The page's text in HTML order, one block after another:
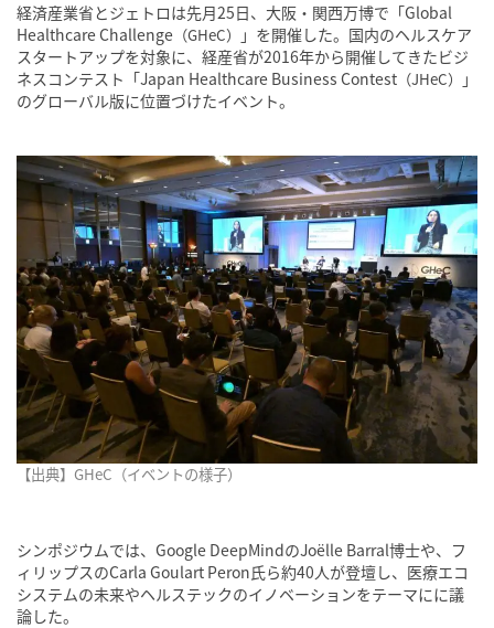
経済産業省とジェトロは先月25日、大阪・関西万博で「Global
Healthcare Challenge （GHeC）
」を開催した。国内のヘルスケア
スタートアップを対象に、経産省が2016年から開催してきたビジ
ネスコンテスト「Japan Healthcare Business Contest （JHeC）
」
のグローバル版に位置づけたイベント。
【出典】GHeC（イベントの様子）
シンポジウムでは、Google DeepMindのJoëlle Barral博士や、フ
ィリップスのCarla Goulart Peron氏ら約40人が登壇し、医療エコ
システムの未来やヘルステックのイノベーションをテーマにに議
論した。